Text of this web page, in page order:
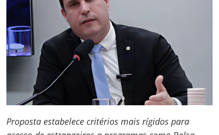
Proposta estabelece critérios mais rígidos para